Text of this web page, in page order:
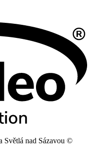
Světlá nad Sázavou ©